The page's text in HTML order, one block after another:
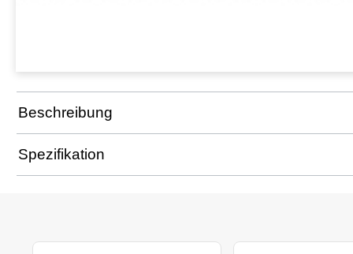
Beschreibung
Spezifikation